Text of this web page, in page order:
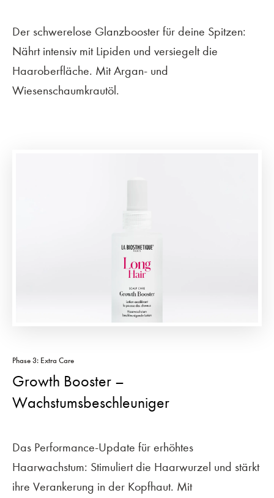
Der schwerelose Glanzbooster für deine Spitzen:
Nährt intensiv mit Lipiden und versiegelt die
Haaroberfläche. Mit Argan- und
Wiesenschaumkrautöl.
Phase 3: Extra Care
Growth Booster –
Wachstumsbeschleuniger
Das Performance-Update für erhöhtes
Haarwachstum: Stimuliert die Haarwurzel und stärkt
ihre Verankerung in der Kopfhaut. Mit